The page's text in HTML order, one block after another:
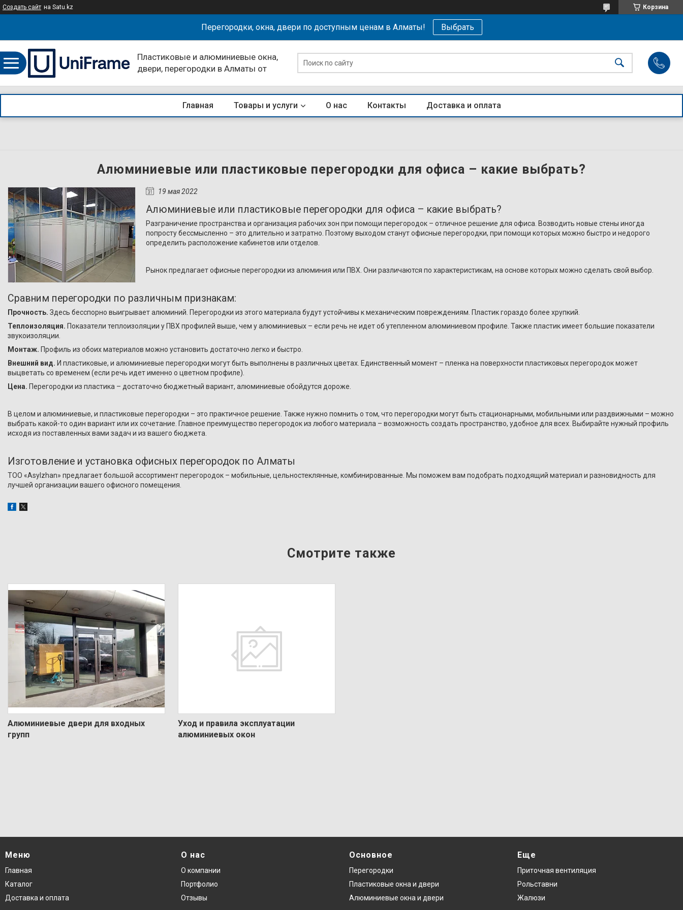
Создать сайт на Satu.kz Корзина
Перегородки, окна, двери по доступным ценам в Алматы! Выбрать
Пластиковые и алюминиевые окна,
двери, перегородки в Алматы от
Главная Товары и услуги О нас Контакты Доставка и оплата
Алюминиевые или пластиковые перегородки для офиса – какие выбрать?
19 мая 2022
Алюминиевые или пластиковые перегородки для офиса – какие выбрать?
Разграничение пространства и организация рабочих зон при помощи перегородок – отличное решение для офиса. Возводить новые стены иногда
попросту бессмысленно – это длительно и затратно. Поэтому выходом станут офисные перегородки, при помощи которых можно быстро и недорого
определить расположение кабинетов или отделов.
Рынок предлагает офисные перегородки из алюминия или ПВХ. Они различаются по характеристикам, на основе которых можно сделать свой выбор.
Сравним перегородки по различным признакам:
Прочность. Здесь бесспорно выигрывает алюминий. Перегородки из этого материала будут устойчивы к механическим повреждениям. Пластик гораздо более хрупкий.
Теплоизоляция. Показатели теплоизоляции у ПВХ профилей выше, чем у алюминиевых – если речь не идет об утепленном алюминиевом профиле. Также пластик имеет большие показатели
звукоизоляции.
Монтаж. Профиль из обоих материалов можно установить достаточно легко и быстро.
Внешний вид. И пластиковые, и алюминиевые перегородки могут быть выполнены в различных цветах. Единственный момент – пленка на поверхности пластиковых перегородок может
выцветать со временем (если речь идет именно о цветном профиле).
Цена. Перегородки из пластика – достаточно бюджетный вариант, алюминиевые обойдутся дороже.
В целом и алюминиевые, и пластиковые перегородки – это практичное решение. Также нужно помнить о том, что перегородки могут быть стационарными, мобильными или раздвижными – можно
выбрать какой-то один вариант или их сочетание. Главное преимущество перегородок из любого материала – возможность создать пространство, удобное для всех. Выбирайте нужный профиль
исходя из поставленных вами задач и из вашего бюджета.
Изготовление и установка офисных перегородок по Алматы
ТОО «Asylzhan» предлагает большой ассортимент перегородок – мобильные, цельностеклянные, комбинированные. Мы поможем вам подобрать подходящий материал и разновидность для
лучшей организации вашего офисного помещения.
Алюминиевые двери для входных
групп
Уход и правила эксплуатации
алюминиевых окон
Меню
Главная
Каталог
Доставка и оплата
О нас
О компании
Портфолио
Отзывы
Основное
Перегородки
Пластиковые окна и двери
Алюминиевые окна и двери
Еще
Приточная вентиляция
Рольставни
Жалюзи